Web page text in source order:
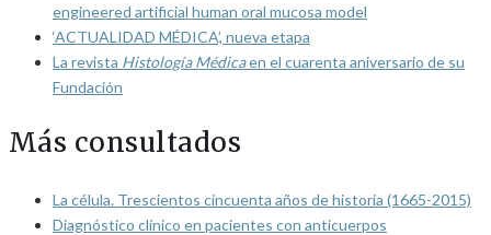
engineered artificial human oral mucosa model
‘ACTUALIDAD MÉDICA’, nueva etapa
La revista Histología Médicaen el cuarenta aniversario de su
Fundación
Más consultados
La célula. Trescientos cincuenta años de historia (1665-2015)
Diagnóstico clínico en pacientes con anticuerpos